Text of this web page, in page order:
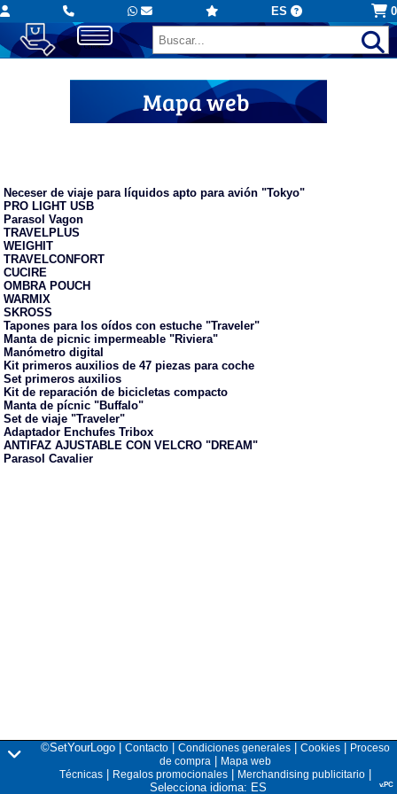
ES 0
Mapa web
Neceser de viaje para líquidos apto para avión "Tokyo"
PRO LIGHT USB
Parasol Vagon
TRAVELPLUS
WEIGHIT
TRAVELCONFORT
CUCIRE
OMBRA POUCH
WARMIX
SKROSS
Tapones para los oídos con estuche "Traveler"
Manta de picnic impermeable "Riviera"
Manómetro digital
Kit primeros auxilios de 47 piezas para coche
Set primeros auxilios
Kit de reparación de bicicletas compacto
Manta de pícnic "Buffalo"
Set de viaje "Traveler"
Adaptador Enchufes Tribox
ANTIFAZ AJUSTABLE CON VELCRO "DREAM"
Parasol Cavalier
©SetYourLogo | Contacto| Condiciones generales| Cookies|
Proceso
de compra|
Mapa web
Técnicas| Regalos promocionales| Merchandising publicitario|
Selecciona idioma: ES
v.PC